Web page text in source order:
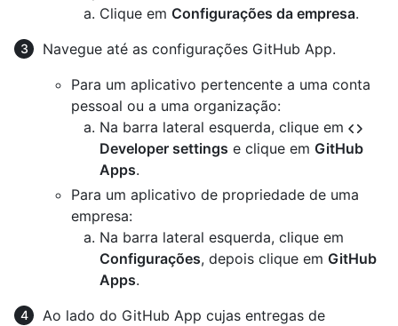
Clique em Configurações da empresa.
Navegue até as configurações GitHub App.
Para um aplicativo pertencente a uma conta
pessoal ou a uma organização:
Na barra lateral esquerda, clique em
Developer settings e clique em GitHub
Apps.
Para um aplicativo de propriedade de uma
empresa:
Na barra lateral esquerda, clique em
Configurações, depois clique em GitHub
Apps.
Ao lado do GitHub App cujas entregas de